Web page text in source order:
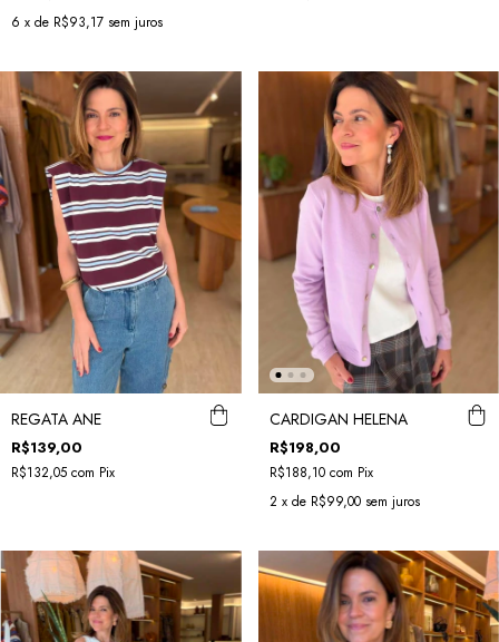
6 x de R$93,17 sem juros
REGATA ANE
R$139,00
R$132,05 com Pix
CARDIGAN HELENA
R$198,00
R$188,10 com Pix
2 x de R$99,00 sem juros